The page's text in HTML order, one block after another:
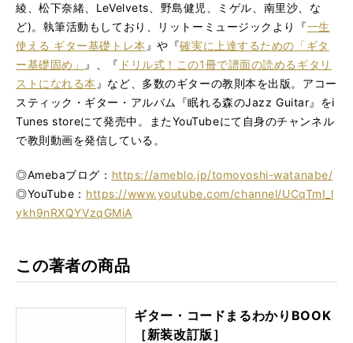
綾、松下奈緒、LeVelvets、野島健児、ミゲル、南里沙、な
ど)。執筆活動もしており、リットーミュージックより『一生
使える ギター基礎トレ本 』や『確実に上達するための「ギタ
ー基礎固め」
』、『 ドリル式！この1冊で譜面の読めるギタリ
ストになれる本 』など、多数のギターの教則本を出版。アコー
スティック・ギター・アルバム『眠れる森のJazz Guitar』をi
Tunes storeにて発売中。またYouTubeにて自身のチャンネル
で教則動画を発信している。
◎Amebaブログ： https://ameblo.jp/tomoyoshi-watanabe/
◎YouTube： https://www.youtube.com/channel/UCqTmI_l
ykh9nRXQYVzqGMiA
この著者の商品
ギター・コードまるわかりBOOK
［新装改訂版］